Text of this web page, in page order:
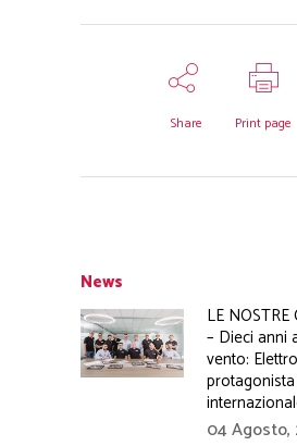
Share Print page
News
LE NOSTRE
– Dieci anni
vento:
04 Agosto,